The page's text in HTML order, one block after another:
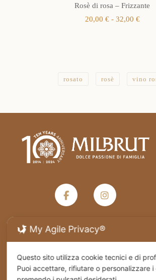
Rosè di rosa – Frizzante
20,00 € - 32,00 €Fascia
rosato rosè vino
Termini e condizioni generali di vendita
Privacy Policy
My Agile Privacy®
Questo sito utilizza cookie tecnici e di
Puoi accettare, rifiutare o personalizzare i